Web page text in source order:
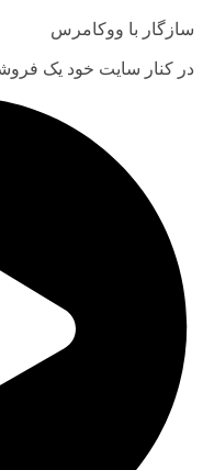
سازگار با ووکامرس
در کنار سایت خود یک